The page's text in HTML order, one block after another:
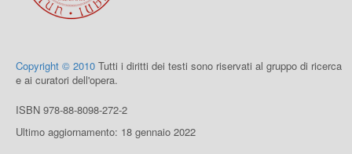
Copyright © 2010 Tutti i diritti dei testi sono riservati al gruppo di ricerca
e ai curatori dell'opera.
ISBN 978-88-8098-272-2
Ultimo aggiornamento: 18 gennaio 2022